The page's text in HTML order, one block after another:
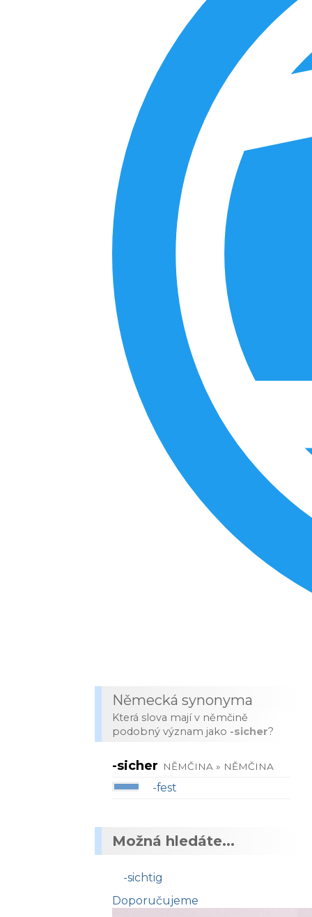
Německá synonyma
Která slova mají v němčině
podobný význam jako -sicher?
-sicher NĚMČINA » NĚMČINA
-fest
Možná hledáte...
-sichtig
Doporučujeme